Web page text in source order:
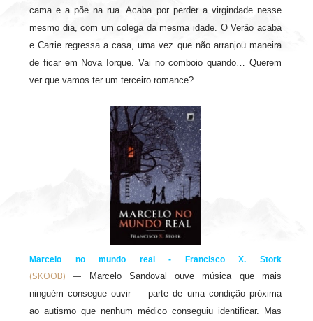
cama e a põe na rua. Acaba por perder a virgindade nesse
mesmo dia, com um colega da mesma idade. O Verão acaba
e Carrie regressa a casa, uma vez que não arranjou maneira
de ficar em Nova Iorque. Vai no comboio quando… Querem
ver que vamos ter um terceiro romance?
Marcelo no mundo real - Francisco X. Stork
(SKOOB) —
Marcelo Sandoval ouve música que mais
ninguém consegue ouvir — parte de uma condição próxima
ao autismo que nenhum médico conseguiu identificar. Mas